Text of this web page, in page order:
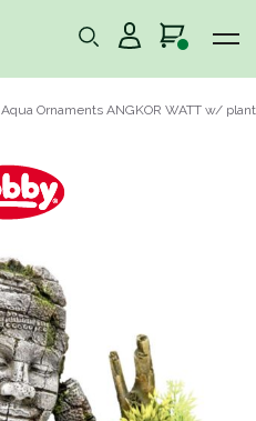
Aqua Ornaments ANGKOR WATT w/